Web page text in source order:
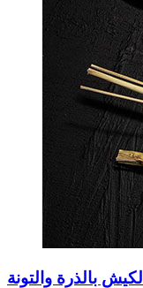
بالذرة والتونة